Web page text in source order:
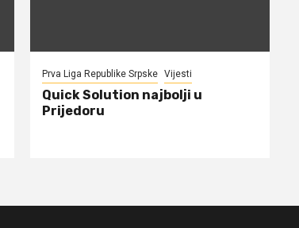
Prva Liga Republike Srpske Vijesti
Quick Solution najbolji u
Prijedoru